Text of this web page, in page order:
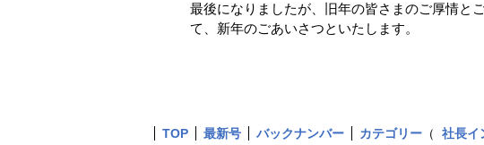
最後になりましたが、旧年の皆さまのご厚情と
て、新年のごあいさつといたします。
TOP 最新号 バックナンバー カテゴリー （ 社長イ